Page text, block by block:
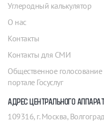
Углеродный калькулятор
О нас
Контакты
Контакты для СМИ
Общественное голосование
портале Госуслуг
АДРЕС ЦЕНТРАЛЬНОГО
109316, г. Москва,